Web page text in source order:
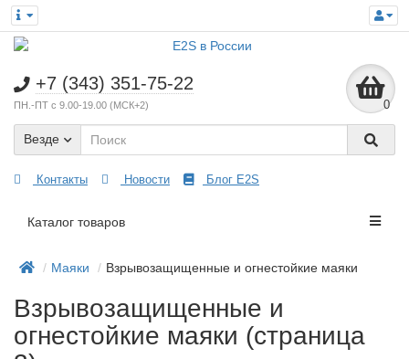
+7 (343) 351-75-22
ПН.-ПТ с 9.00-19.00 (МСК+2) 0
Везде
Контакты Новости Блог E2S
Каталог товаров
Маяки Взрывозащищенные и огнестойкие маяки
Взрывозащищенные и
огнестойкие маяки (страница